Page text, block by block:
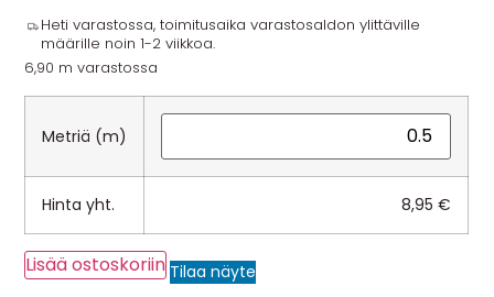
Heti varastossa, toimitusaika varastosaldon ylittäville
määrille noin 1-2 viikkoa.
6,90 m varastossa
Metriä (m)
Hinta yht. 8,95€
Lisää ostoskoriin Tilaa näyte